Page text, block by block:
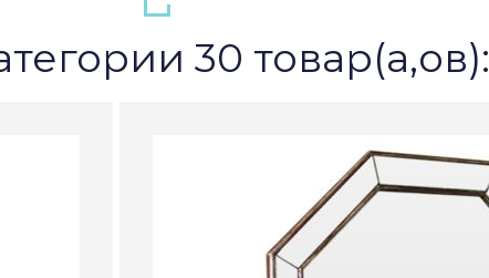
30 товар(а,ов):